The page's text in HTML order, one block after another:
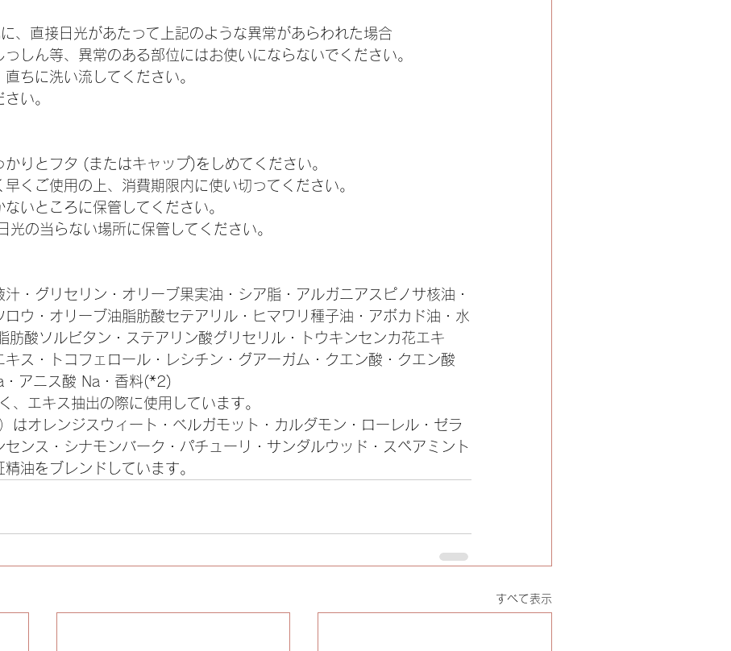
、直接日光があたって上記のような異常があらわれた場合
っしん等、異常のある部位にはお使いにならないでください。
直ちに洗い流してください。
い。
かりとフタ (またはキャップ)をしめてください。
早くご使用の上、消費期限内に使い切ってください。
ないところに保管してください。
光の当らない場所に保管してください。
汁・グリセリン・オリーブ果実油・シア脂・アルガニアスピノサ核油・
ロウ・オリーブ油脂肪酸セテアリル・ヒマワリ種子油・アボカド油・水
肪酸ソルビタン・ステアリン酸グリセリル・トウキンセンカ花エキ
キス・トコフェロール・レシチン・グアーガム・クエン酸・クエン酸
・アニス酸 Na・香料(*2)
、エキス抽出の際に使用しています。
はオレンジスウィート・ベルガモット・カルダモン・ローレル・ゼラ
センス・シナモンバーク・パチューリ・サンダルウッド・スペアミント
油をブレンドしています。
すべて表示